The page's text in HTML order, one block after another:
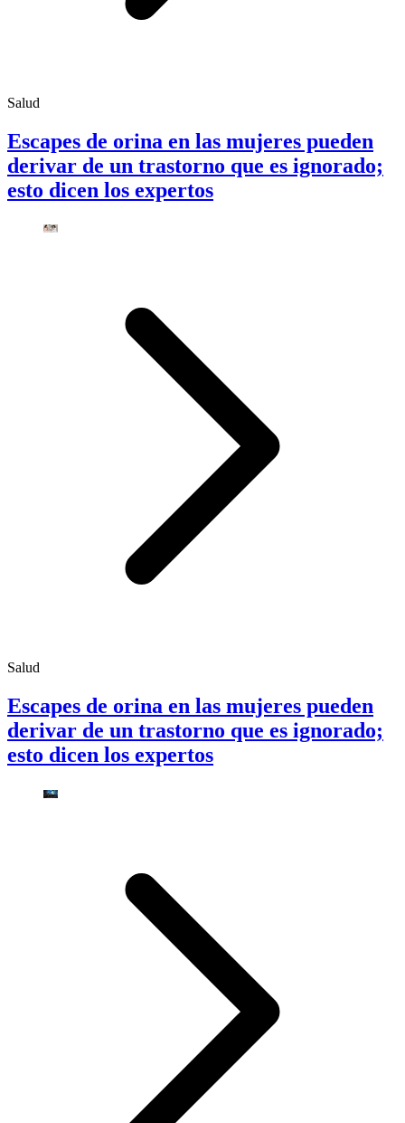
Salud
Escapes de orina en las mujeres pueden
derivar de un trastorno que es ignorado;
esto dicen los expertos
Salud
Escapes de orina en las mujeres pueden
derivar de un trastorno que es ignorado;
esto dicen los expertos